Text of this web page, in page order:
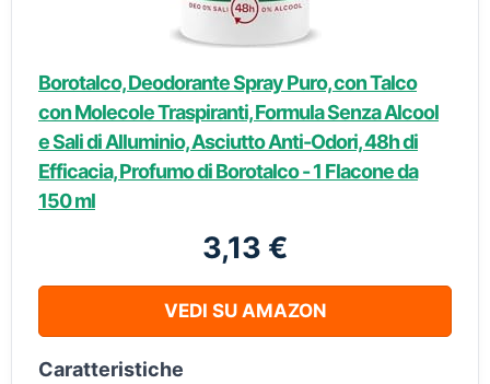
Borotalco, Deodorante Spray Puro, con Talco
con Molecole Traspiranti, Formula Senza Alcool
e Sali di Alluminio, Asciutto Anti-Odori, 48h di
Efficacia, Profumo di Borotalco - 1 Flacone da
150 ml
3,13 €
VEDI SU AMAZON
Caratteristiche